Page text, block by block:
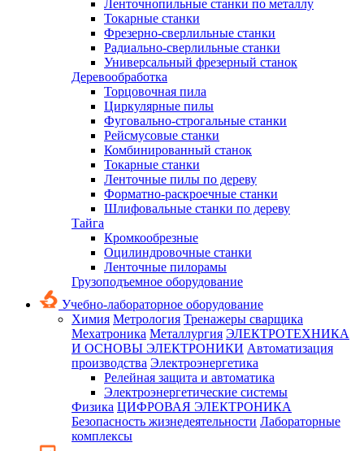
Ленточнопильные станки по металлу
Токарные станки
Фрезерно-сверлильные станки
Радиально-сверлильные станки
Универсальный фрезерный станок
Деревообработка
Торцовочная пила
Циркулярные пилы
Фуговально-строгальные станки
Рейсмусовые станки
Комбинированный станок
Токарные станки
Ленточные пилы по дереву
Форматно-раскроечные станки
Шлифовальные станки по дереву
Тайга
Кромкообрезные
Оцилиндровочные станки
Ленточные пилорамы
Грузоподъемное оборудование
Учебно-лабораторное оборудование
Химия Метрология Тренажеры сварщика
Мехатроника Металлургия ЭЛЕКТРОТЕХНИКА
И ОСНОВЫ ЭЛЕКТРОНИКИ Автоматизация
производства Электроэнергетика
Релейная защита и автоматика
Электроэнергетические системы
Физика ЦИФРОВАЯ ЭЛЕКТРОНИКА
Безопасность жизнедеятельности Лабораторные
комплексы